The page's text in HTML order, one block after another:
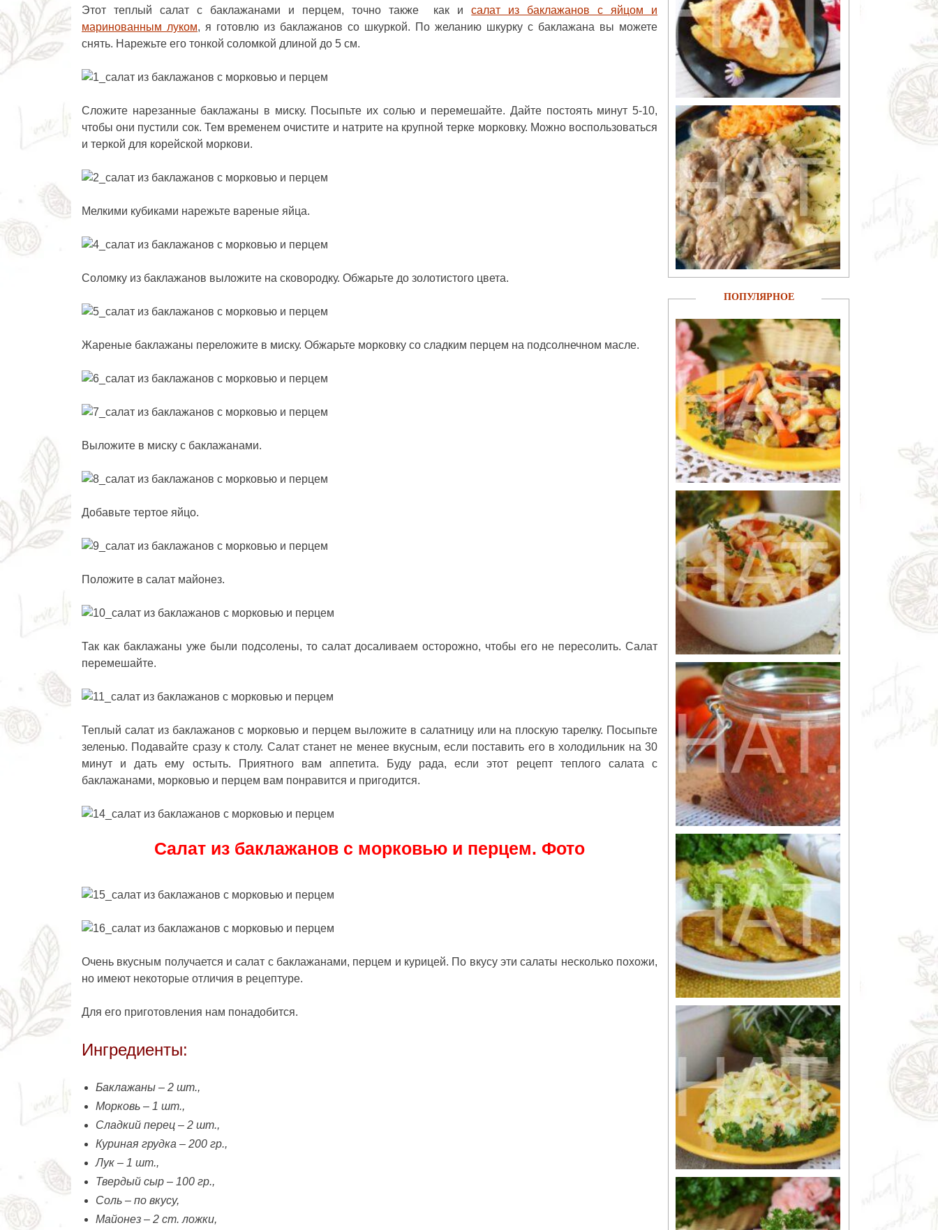
Этот теплый салат с баклажанами и перцем, точно также как исалат из баклажанов с яйцом и
маринованным луком, я готовлю из баклажанов со шкуркой. По желанию шкурку с баклажана вы можете
снять. Нарежьте его тонкой соломкой длиной до 5 см.
Сложите нарезанные баклажаны в миску. Посыпьте их солью и перемешайте. Дайте постоять минут 5-10,
чтобы они пустили сок. Тем временем очистите и натрите на крупной терке морковку. Можно воспользоваться
и теркой для корейской моркови.
Мелкими кубиками нарежьте вареные яйца.
Соломку из баклажанов выложите на сковородку. Обжарьте до золотистого цвета.
Жареные баклажаны переложите в миску. Обжарьте морковку со сладким перцем на подсолнечном масле.
Выложите в миску с баклажанами.
Добавьте тертое яйцо.
Положите в салат майонез.
Так как баклажаны уже были подсолены, то салат досаливаем осторожно, чтобы его не пересолить. Салат
перемешайте.
Теплый салат из баклажанов с морковью и перцем выложите в салатницу или на плоскую тарелку. Посыпьте
зеленью. Подавайте сразу к столу. Салат станет не менее вкусным, если поставить его в холодильник на 30
минут и дать ему остыть. Приятного вам аппетита. Буду рада, если этот рецепт теплого салата с
баклажанами, морковью и перцем вам понравится и пригодится.
Салат из баклажанов с морковью и перцем. Фото
Очень вкусным получается и салат с баклажанами, перцем и курицей. По вкусу эти салаты несколько похожи,
но имеют некоторые отличия в рецептуре.
Для его приготовления нам понадобится.
Ингредиенты:
Баклажаны – 2 шт.,
Морковь – 1 шт.,
Сладкий перец – 2 шт.,
Куриная грудка – 200 гр.,
Лук – 1 шт.,
Твердый сыр – 100 гр.,
Соль – по вкусу,
Майонез – 2 ст. ложки,
ПОПУЛЯРНОЕ